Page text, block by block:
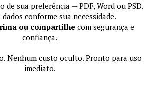
de sua preferência — PDF, Word ou PSD.
dados conforme sua necessidade.
ou compartilhe com segurança e
confiança.
Nenhum custo oculto. Pronto para uso
imediato.